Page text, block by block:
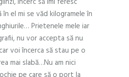
el mi se văd kilogramele în
Prietenele mele iar
nu vor accepta să nu
voi încerca să stau pe o
mai slabă…Nu am nici